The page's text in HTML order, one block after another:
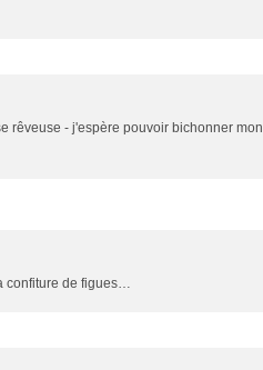
rêveuse - j'espère pouvoir bichonner mon
confiture de figues…